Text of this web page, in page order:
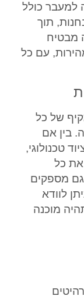
למעבר כולל
תוך
מבטיח
עם כל
של כל
בין אם
טכנולוגי,
את כל
גם מספקים
לוודא
מוכנה